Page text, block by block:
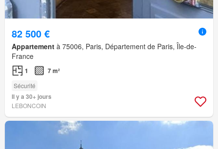
82 500 €
Appartement à 75006, Paris, Département de Paris, Île-de-
France
1 7 m²
Sécurité
Il y a 30+ jours
LEBONCOIN